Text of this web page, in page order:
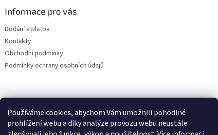
Používáme cookies, abychom Vám umožnili pohodlné
prohlížení webu a díky analýze provozu webu neustále
Informace pro vás
Dodání a platba
Kontakty
Obchodní podmínky
Podmínky ochrany osobních údajů